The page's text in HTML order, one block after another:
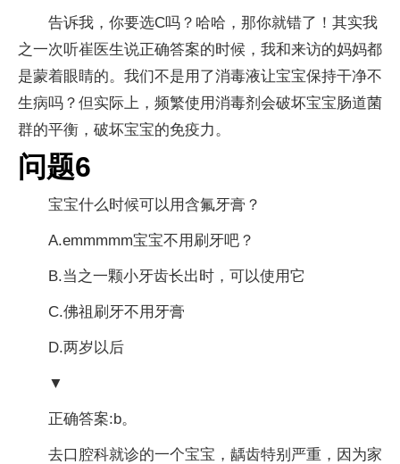
告诉我，你要选C吗？哈哈，那你就错了！其实我
之一次听崔医生说正确答案的时候，我和来访的妈妈都
是蒙着眼睛的。我们不是用了消毒液让宝宝保持干净不
生病吗？但实际上，频繁使用消毒剂会破坏宝宝肠道菌
群的平衡，破坏宝宝的免疫力。
问题6
宝宝什么时候可以用含氟牙膏？
A.emmmmm宝宝不用刷牙吧？
B.当之一颗小牙齿长出时，可以使用它
C.佛祖刷牙不用牙膏
D.两岁以后
▼
正确答案:b。
去口腔科就诊的一个宝宝，龋齿特别严重，因为家